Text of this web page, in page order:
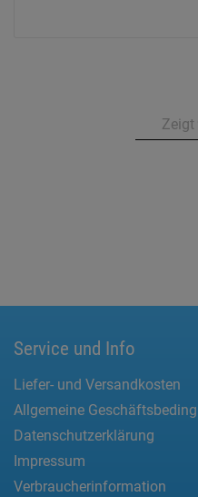
Zeigt
Service und Info
Liefer- und Versandkosten
Allgemeine
Datenschutzerklärung
Impressum
Verbraucherinformation